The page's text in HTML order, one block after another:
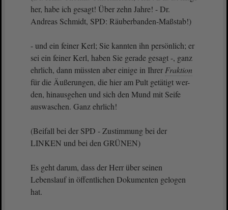
her, habe ich gesagt! Über zehn Jahre! - Dr.
Andreas Schmidt, SPD: Räuberbanden-Maßstab!)
- und ein feiner Kerl; Sie kannten ihn persönlich; er
sei ein feiner Kerl, haben Sie gerade gesagt -, ganz
ehrlich, dann müssten aber einige in Ihrer Fraktion
für die Äußerungen, die hier am Pult getätigt wer-
den, hinausgehen und sich den Mund mit Seife
auswaschen. Ganz ehrlich!
(Beifall bei der SPD - Zustimmung bei der
LINKEN und bei den GRÜNEN)
Es geht darum, dass der Herr über seinen
Lebenslauf in öffentlichen Dokumenten gelogen
hat.